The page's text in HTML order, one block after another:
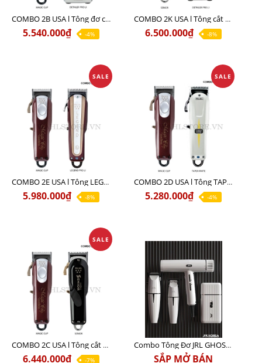
COMBO 2B USA l Tông đơ cắt Magic clip Red + Tông đơ viền Detailer Pro Li
5.540.000₫ -4%
COMBO 2K USA l Tông cắt SENIOR +Tông viền DETAILER PRO LI
6.500.000₫ -8%
SALE
COMBO 2E USA l Tông LEGEND PRO LI + Tông MAGIC CLIP
5.980.000₫ -8%
SALE
COMBO 2D USA l Tông TAPER WHITE + Tông MAGIC CLIP
5.280.000₫ -4%
SALE
COMBO 2C USA l Tông cắt Senior + Tông cắt Magic clip
6.440.000₫ -7%
Combo Tông Đơ JRL GHOST 3 Limited Edition Chính Hãng USA
SẮP MỞ BÁN